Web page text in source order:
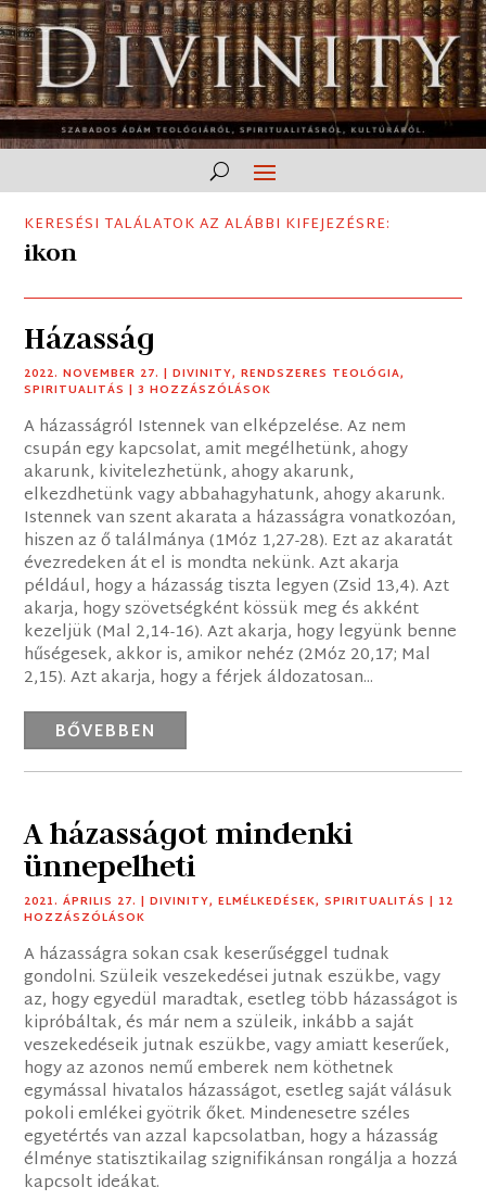
KERESÉSI TALÁLATOK AZ ALÁBBI KIFEJEZÉSRE:
ikon
Házasság
2022. NOVEMBER 27. |DIVINITY,RENDSZERES TEOLÓGIA,
SPIRITUALITÁS | 3 HOZZÁSZÓLÁSOK
A házasságról Istennek van elképzelése. Az nem
csupán egy kapcsolat, amit megélhetünk, ahogy
akarunk, kivitelezhetünk, ahogy akarunk,
elkezdhetünk vagy abbahagyhatunk, ahogy akarunk.
Istennek van szent akarata a házasságra vonatkozóan,
hiszen az ő találmánya (1Móz 1,27-28). Ezt az akaratát
évezredeken át el is mondta nekünk. Azt akarja
például, hogy a házasság tiszta legyen (Zsid 13,4). Azt
akarja, hogy szövetségként kössük meg és akként
kezeljük (Mal 2,14-16). Azt akarja, hogy legyünk benne
hűségesek, akkor is, amikor nehéz (2Móz 20,17; Mal
2,15). Azt akarja, hogy a férjek áldozatosan...
BŐVEBBEN
A házasságot mindenki
ünnepelheti
2021. ÁPRILIS 27. |DIVINITY,ELMÉLKEDÉSEK,SPIRITUALITÁS | 12
HOZZÁSZÓLÁSOK
A házasságra sokan csak keserűséggel tudnak
gondolni. Szüleik veszekedései jutnak eszükbe, vagy
az, hogy egyedül maradtak, esetleg több házasságot is
kipróbáltak, és már nem a szüleik, inkább a saját
veszekedéseik jutnak eszükbe, vagy amiatt keserűek,
hogy az azonos nemű emberek nem köthetnek
egymással hivatalos házasságot, esetleg saját válásuk
pokoli emlékei gyötrik őket. Mindenesetre széles
egyetértés van azzal kapcsolatban, hogy a házasság
élménye statisztikailag szignifikánsan rongálja a hozzá
kapcsolt ideákat.